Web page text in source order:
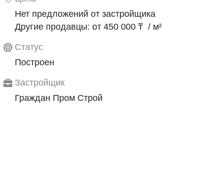
Нет предложений от застройщика
Другие продавцы: от 450 000 ₸ / м²
Статус
Построен
Застройщик
Граждан Пром Строй